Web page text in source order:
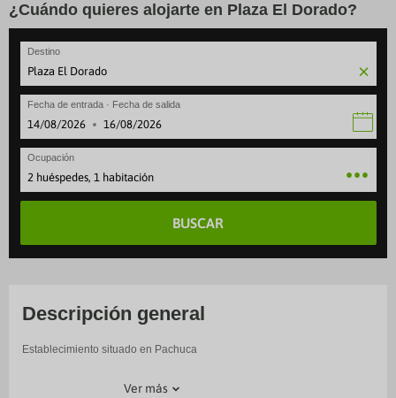
¿Cuándo quieres alojarte en Plaza El Dorado?
Destino
Fecha de entrada · Fecha de salida
·
Ocupación
2 huéspedes, 1 habitación
BUSCAR
Descripción general
Establecimiento situado en Pachuca
Ver más